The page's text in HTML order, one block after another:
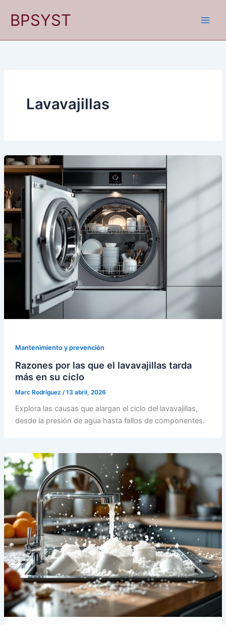
BPSYST
Lavavajillas
Mantenimiento y prevención
Razones por las que el lavavajillas tarda
más en su ciclo
Marc Rodríguez /13 abril, 2026
Explora las causas que alargan el ciclo del lavavajillas,
desde la presión de agua hasta fallos de componentes.